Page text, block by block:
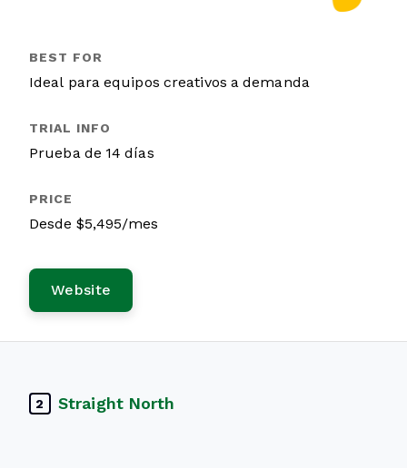
Ideal para equipos creativos a demanda
Prueba de 14 días
Desde $5,495/mes
Website
2 Straight North